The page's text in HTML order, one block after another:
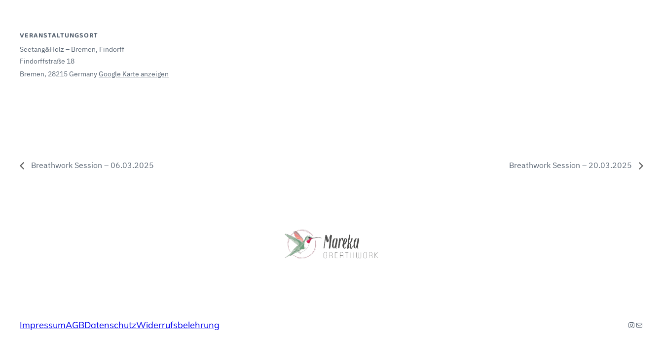
VERANSTALTUNGSORT
Seetang&Holz – Bremen, Findorff
Findorffstraße 18
Bremen, 28215GermanyGoogle Karte anzeigen
Breathwork Session – 06.03.2025 Breathwork Session – 20.03.2025
ImpressumAGBDatenschutzWiderrufsbelehrung E-Mail